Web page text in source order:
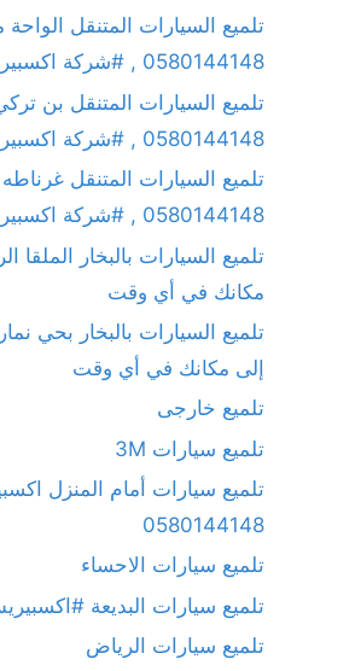
تلميع السيارات المتنقل
0580144148 , #شركة اكسبيريس واش كار
تلميع السيارات المتنقل بن
0580144148 , #شركة اكسبيريس واش كار
تلميع السيارات المتنقل
0580144148 , #شركة اكسبيريس واش كار
تلميع السيارات بالبخار الملقا
مكانك في أي وقت
تلميع السيارات بالبخار بحي
إلى مكانك في أي وقت
تلميع خارجى
تلميع سيارات 3M
تلميع سيارات أمام المنزل
0580144148
تلميع سيارات الاحساء
تلميع سيارات البديعة
تلميع سيارات الرياض